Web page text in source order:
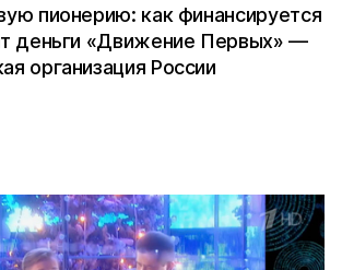
пионерию: как финансируется
деньги «Движение Первых» —
организация России